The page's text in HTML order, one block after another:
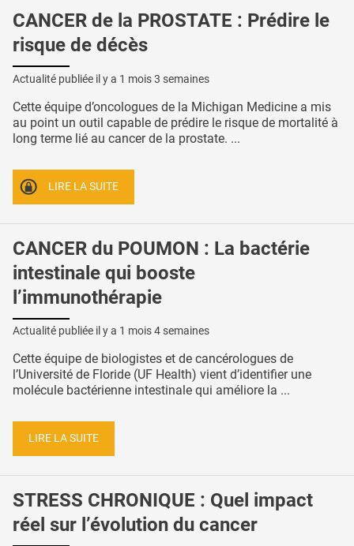
CANCER de la PROSTATE : Prédire le
risque de décès
Actualité publiée il y a 1 mois 3 semaines
Cette équipe d’oncologues de la Michigan Medicine a mis
au point un outil capable de prédire le risque de mortalité à
long terme lié au cancer de la prostate. ...
LIRE LA SUITE
CANCER du POUMON : La bactérie
intestinale qui booste
l’immunothérapie
Actualité publiée il y a 1 mois 4 semaines
Cette équipe de biologistes et de cancérologues de
l’Université de Floride (UF Health) vient d’identifier une
molécule bactérienne intestinale qui améliore la ...
LIRE LA SUITE
STRESS CHRONIQUE : Quel impact
réel sur l’évolution du cancer